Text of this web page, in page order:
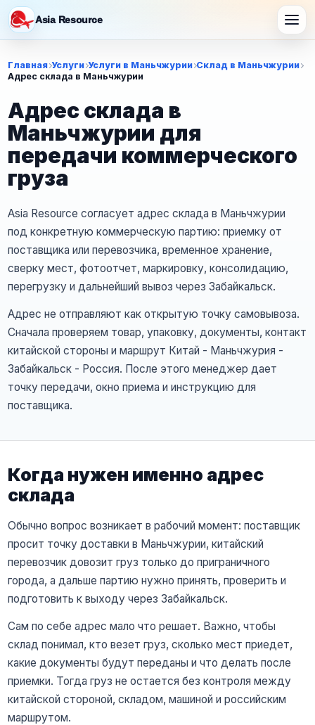
Asia Resource
Главная Услуги Услуги в Маньчжурии Склад в Маньчжурии
Адрес склада в Маньчжурии
Адрес склада в
Маньчжурии для
передачи коммерческого
груза
Asia Resource согласует адрес склада в Маньчжурии
под конкретную коммерческую партию: приемку от
поставщика или перевозчика, временное хранение,
сверку мест, фотоотчет, маркировку, консолидацию,
перегрузку и дальнейший вывоз через Забайкальск.
Адрес не отправляют как открытую точку самовывоза.
Сначала проверяем товар, упаковку, документы, контакт
китайской стороны и маршрут Китай - Маньчжурия -
Забайкальск - Россия. После этого менеджер дает
точку передачи, окно приема и инструкцию для
поставщика.
Когда нужен именно адрес
склада
Обычно вопрос возникает в рабочий момент: поставщик
просит точку доставки в Маньчжурии, китайский
перевозчик довозит груз только до приграничного
города, а дальше партию нужно принять, проверить и
подготовить к выходу через Забайкальск.
Сам по себе адрес мало что решает. Важно, чтобы
склад понимал, кто везет груз, сколько мест приедет,
какие документы будут переданы и что делать после
приемки. Тогда груз не остается без контроля между
китайской стороной, складом, машиной и российским
маршрутом.